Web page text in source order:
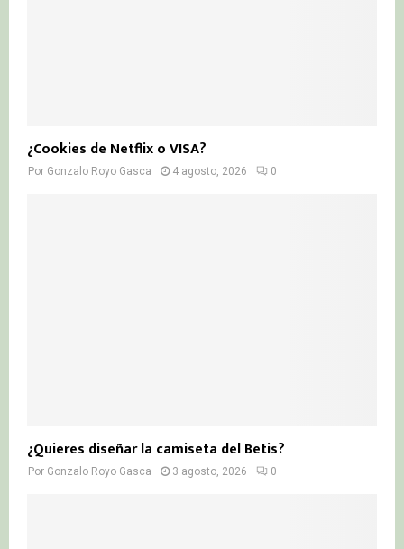
¿Cookies de Netflix o VISA?
Por Gonzalo Royo Gasca 4 agosto, 2026 0
¿Quieres diseñar la camiseta del Betis?
Por Gonzalo Royo Gasca 3 agosto, 2026 0